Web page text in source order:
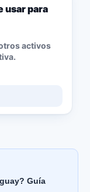
usar para
activos
Guía